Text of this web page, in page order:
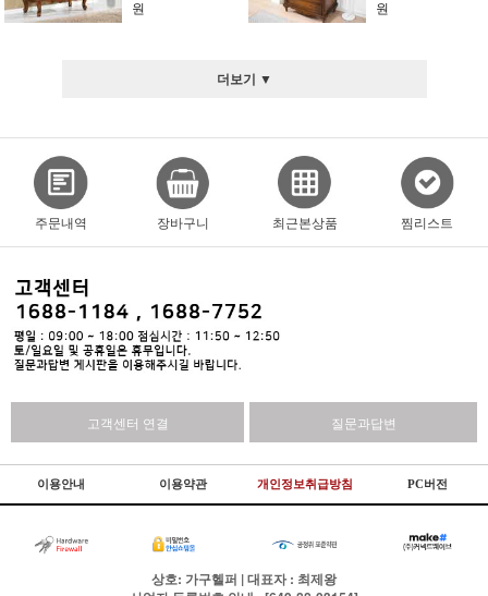
원 원
더보기 ▼
주문내역 장바구니 최근본상품 찜리스트
고객센터 연결 질문과답변
이용안내 이용약관 개인정보취급방침 PC버전
상호: 가구헬퍼 | 대표자 : 최제왕